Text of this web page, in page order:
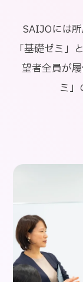
SAIJOには
「基礎ゼミ」
望者全員が
ミ」